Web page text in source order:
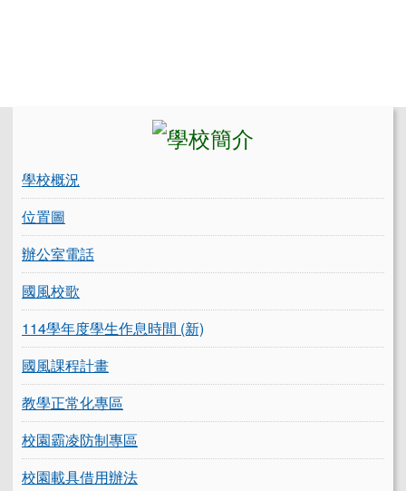
學校概況
位置圖
辦公室電話
國風校歌
114學年度學生作息時間 (新)
國風課程計畫
教學正常化專區
校園霸凌防制專區
校園載具借用辦法